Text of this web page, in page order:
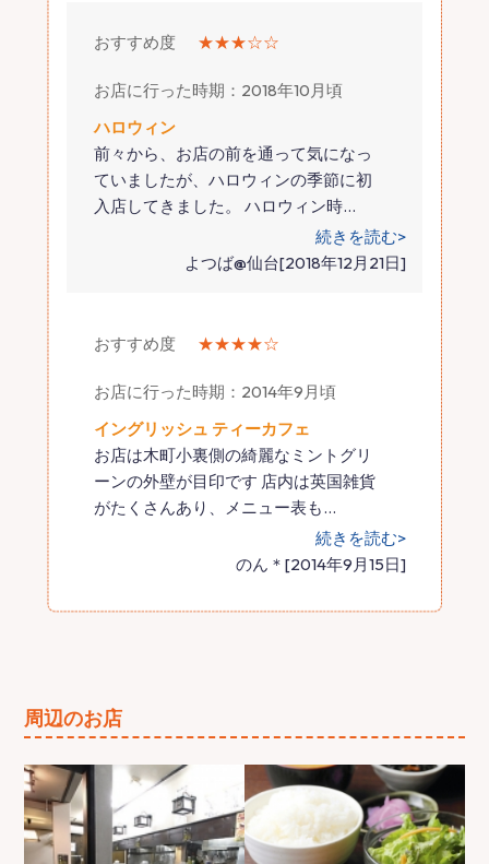
おすすめ度 ★★★☆☆
お店に行った時期：2018年10月頃
ハロウィン
前々から、お店の前を通って気になっ
ていましたが、ハロウィンの季節に初
入店してきました。 ハロウィン時…
続きを読む>
よつば@仙台[2018年12月21日]
おすすめ度 ★★★★☆
お店に行った時期：2014年9月頃
イングリッシュ ティーカフェ
お店は木町小裏側の綺麗なミントグリ
ーンの外壁が目印です 店内は英国雑貨
がたくさんあり、メニュー表も…
続きを読む>
のん＊[2014年9月15日]
周辺のお店